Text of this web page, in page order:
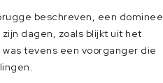
beschreven, een dominee
dagen, zoals blijkt uit het
tevens een voorganger die